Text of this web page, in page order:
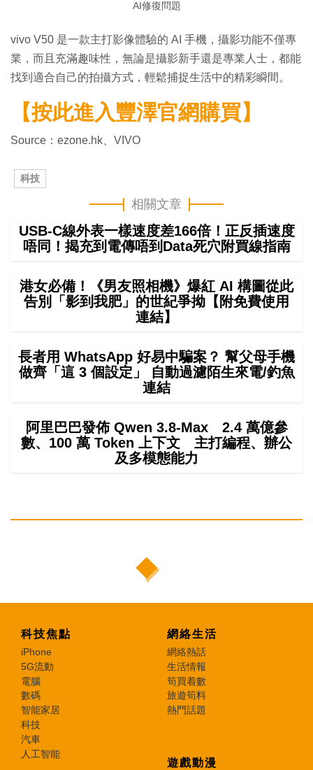
AI修復問題
vivo V50 是一款主打影像體驗的 AI 手機，攝影功能不僅專
業，而且充滿趣味性，無論是攝影新手還是專業人士，都能
找到適合自己的拍攝方式，輕鬆捕捉生活中的精彩瞬間。
【按此進入豐澤官網購買】
Source：ezone.hk、VIVO
科技
相關文章
USB-C線外表一樣速度差166倍！正反插速度
唔同！揭充到電傳唔到Data死穴附買線指南
港女必備！《男友照相機》爆紅 AI 構圖從此
告別「影到我肥」的世紀爭拗【附免費使用
連結】
長者用 WhatsApp 好易中騙案？ 幫父母手機
做齊「這 3 個設定」 自動過濾陌生來電/釣魚
連結
阿里巴巴發佈 Qwen 3.8-Max 2.4 萬億參
數、100 萬 Token 上下文 主打編程、辦公
及多模態能力
科技焦點
iPhone
5G流動
電腦
數碼
智能家居
科技
汽車
人工智能
網絡生活
網絡熱話
生活情報
筍買着數
旅遊筍料
熱門話題
遊戲動漫